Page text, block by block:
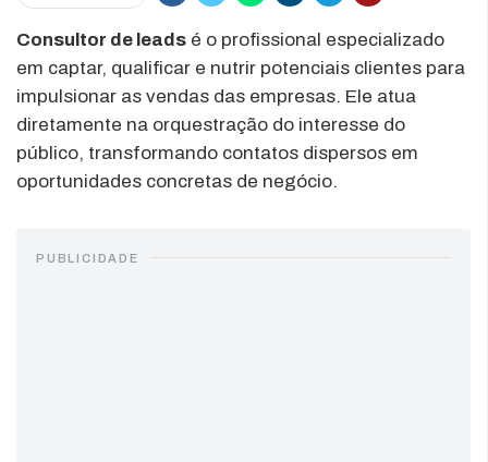
Consultor de leads é o profissional especializado
em captar, qualificar e nutrir potenciais clientes para
impulsionar as vendas das empresas. Ele atua
diretamente na orquestração do interesse do
público, transformando contatos dispersos em
oportunidades concretas de negócio.
PUBLICIDADE